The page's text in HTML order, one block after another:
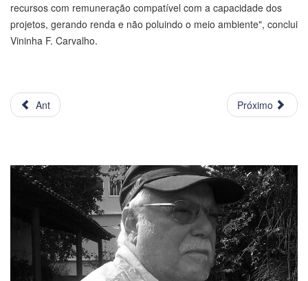
recursos com remuneração compatível com a capacidade dos
projetos, gerando renda e não poluindo o meio ambiente", conclui
Vininha F. Carvalho.
Ant Próximo